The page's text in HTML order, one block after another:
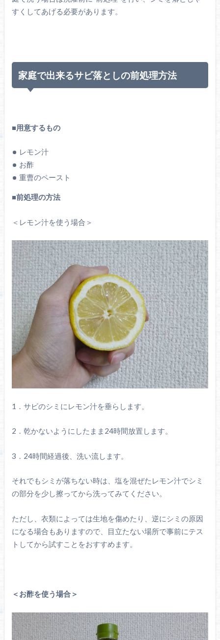
すくしてあげる必要があります。
家庭で出来るサビ落としの前処理方法
■用意するもの
レモン汁
お酢
重曹のペースト
■前処理の方法
＜レモン汁を使う場合＞
1．サビのシミにレモン汁を垂らします。
2．乾かないようにしたまま24時間放置します。
3．24時間経過後、洗い流します。
それでもシミが落ちない時は、塩を混ぜたレモン汁でシミ
の部分を少し擦ってから洗ってみてください。
ただし、衣類によっては生地を傷めたり、逆にシミの原因
になる場合もありますので、目立たない場所で事前にテス
トしてから試すことをおすすめます。
＜お酢を使う場合＞